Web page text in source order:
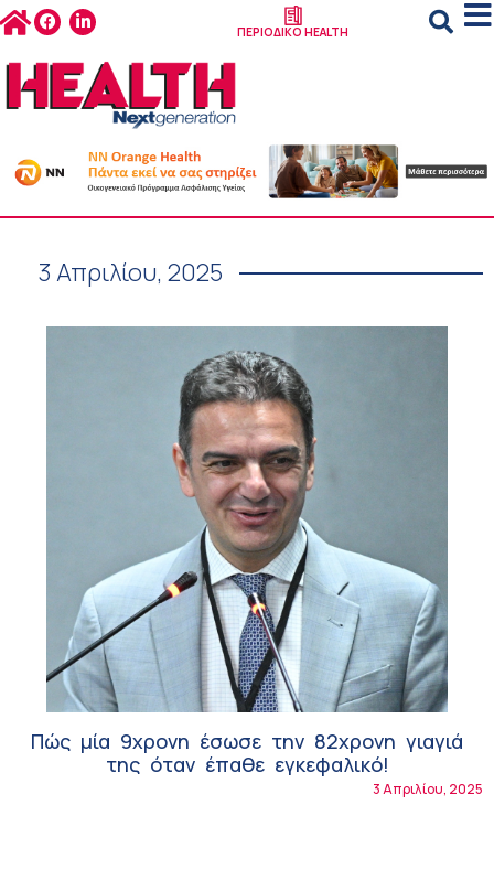
ΠΕΡΙΟΔΙΚΟ HEALTH
3 Απριλίου, 2025
Πώς μία 9χρονη έσωσε την 82χρονη γιαγιά
της όταν έπαθε εγκεφαλικό!
3 Απριλίου, 2025